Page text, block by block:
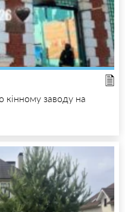
кінному заводу на